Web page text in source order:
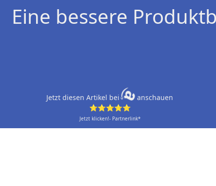
Eine bessere
Jetzt diesen Artikel bei
anschauen
⭐⭐⭐⭐⭐
Jetzt klicken!- Partnerlink*